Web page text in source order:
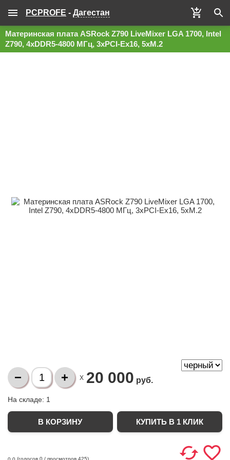
PCPROFE - Дагестан
Материнская плата ASRock Z790 LiveMixer LGA 1700, Intel
Z790, 4xDDR5-4800 МГц, 3xPCI-Ex16, 5xM.2
X 20 000 руб.
На складе: 1
КУПИТЬ В 1 КЛИК
(голосов 0 / просмотров 425)